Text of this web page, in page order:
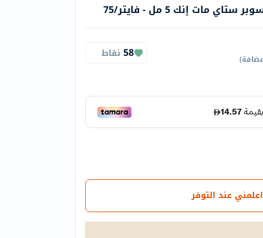
مات إنك 5 مل - فايتر/75
)
58 نقاط
اعلمني عند التوفر